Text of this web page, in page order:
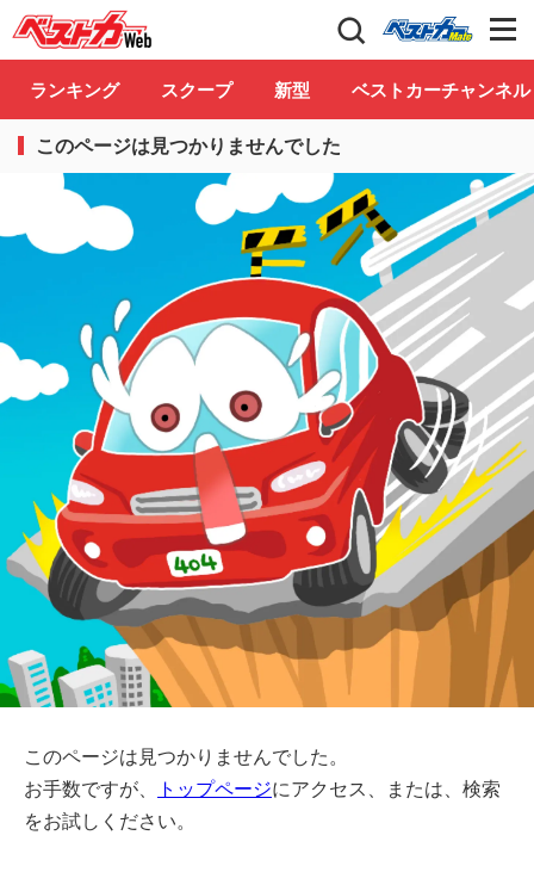
自動車情報誌「ベストカー」 Club
ランキング スクープ 新型 ベストカーチャンネル
このページは見つかりませんでした
このページは見つかりませんでした。
お手数ですが、
トップページにアクセス、または、検索
をお試しください。